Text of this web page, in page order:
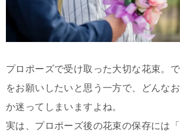
プロポーズで受け取った大切な花束。
をお願いしたいと思う一方で、どんな
か迷ってしまいますよね。
実は、プロポーズ後の花束の保存には